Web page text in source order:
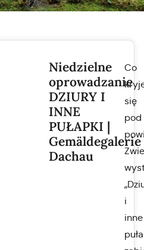
Niedzielne
oprowadzanie
DZIURY I
INNE
PUŁAPKI |
Gemäldegalerie
Dachau
Co
się
pod
i
inne